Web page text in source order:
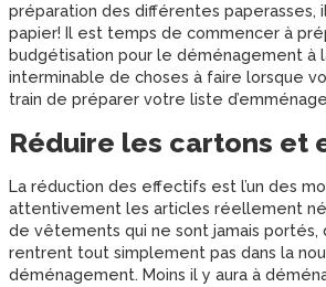
préparation des différentes paperasses,
papier! Il est temps de commencer à
budgétisation pour le déménagement à
interminable de choses à faire lorsque
train de préparer votre liste
Réduire les cartons et
La réduction des effectifs est l’un des
attentivement les articles réellement
de vêtements qui ne sont jamais
rentrent tout simplement pas dans la
déménagement. Moins il y aura à